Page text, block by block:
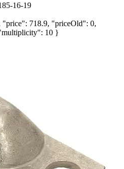
16-19
718.9, "priceOld": 0,
10 }